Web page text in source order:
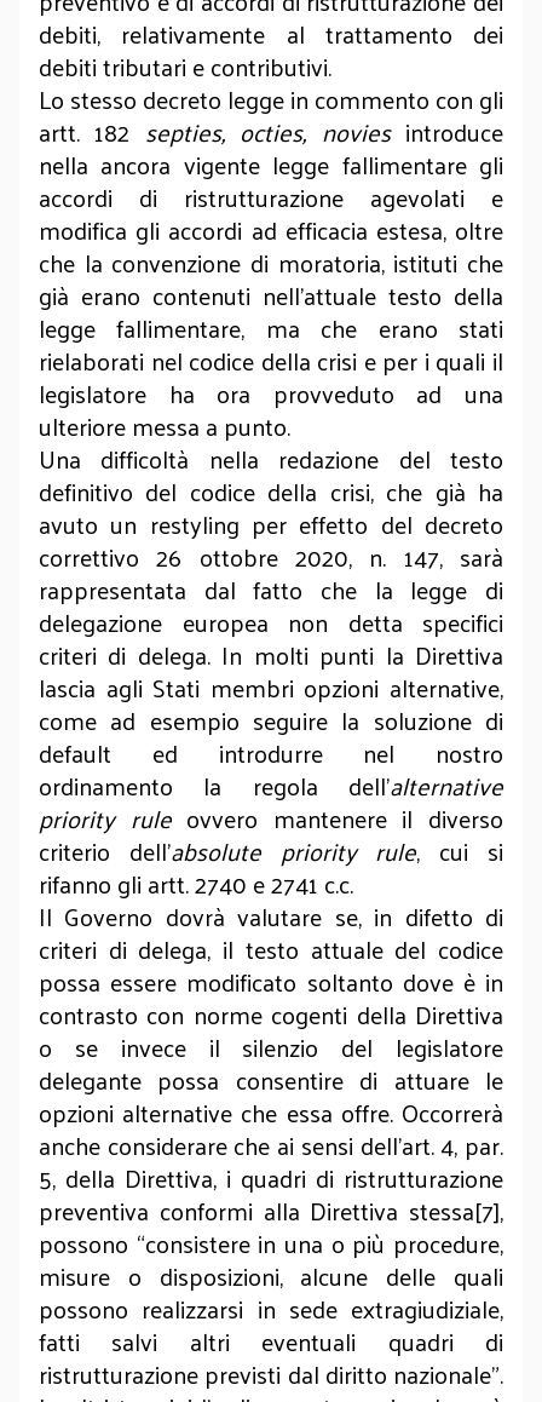
debiti, relativamente al trattamento dei
debiti tributari e contributivi.
Lo stesso decreto legge in commento con gli
artt. 182 septies, octies, noviesintroduce
nella ancora vigente legge fallimentare gli
accordi di ristrutturazione agevolati e
modifica gli accordi ad efficacia estesa, oltre
che la convenzione di moratoria, istituti che
già erano contenuti nell’attuale testo della
legge fallimentare, ma che erano stati
rielaborati nel codice della crisi e per i quali il
legislatore ha ora provveduto ad una
ulteriore messa a punto.
Una difficoltà nella redazione del testo
definitivo del codice della crisi, che già ha
avuto un restyling per effetto del decreto
correttivo 26 ottobre 2020, n. 147, sarà
rappresentata dal fatto che la legge di
delegazione europea non detta specifici
criteri di delega. In molti punti la Direttiva
lascia agli Stati membri opzioni alternative,
come ad esempio seguire la soluzione di
default ed introdurre nel nostro
ordinamento la regola dell’alternative
priority ruleovvero mantenere il diverso
criterio dell’absolute priority rule, cui si
rifanno gli artt. 2740 e 2741 c.c.
Il Governo dovrà valutare se, in difetto di
criteri di delega, il testo attuale del codice
possa essere modificato soltanto dove è in
contrasto con norme cogenti della Direttiva
o se invece il silenzio del legislatore
delegante possa consentire di attuare le
opzioni alternative che essa offre. Occorrerà
anche considerare che ai sensi dell’art. 4, par.
5, della Direttiva, i quadri di ristrutturazione
preventiva conformi alla Direttiva stessa[7],
possono “consistere in una o più procedure,
misure o disposizioni, alcune delle quali
possono realizzarsi in sede extragiudiziale,
fatti salvi altri eventuali quadri di
ristrutturazione previsti dal diritto nazionale”.